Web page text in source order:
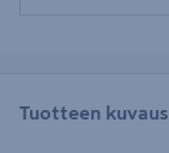
Tuotteen kuvaus